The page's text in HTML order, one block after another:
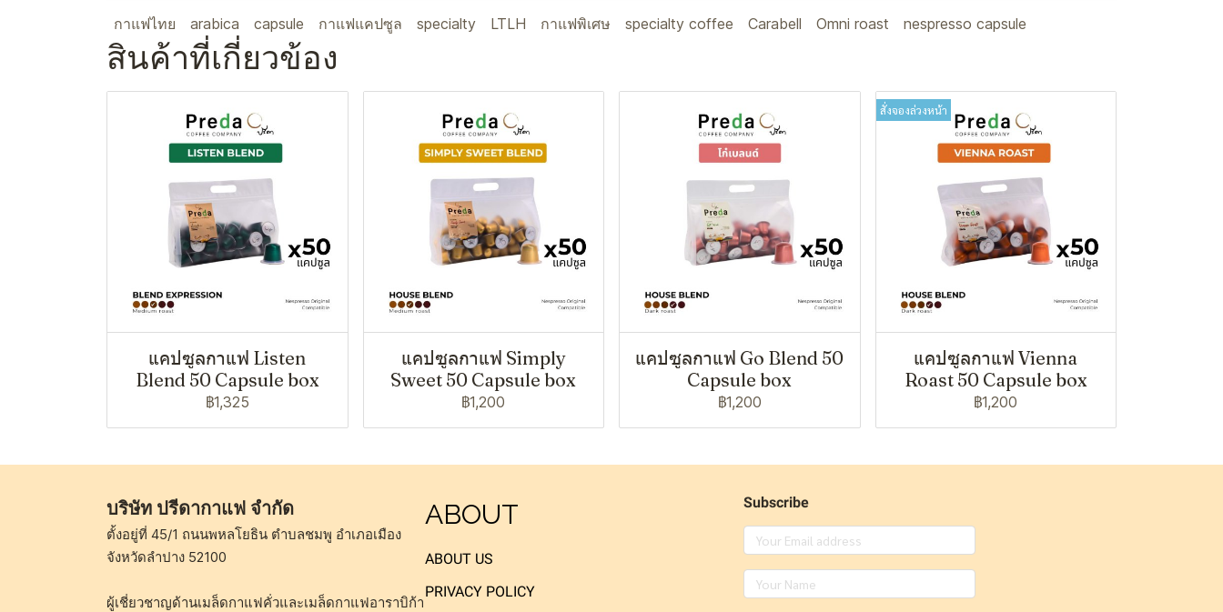
กาแฟไทย arabica capsule กาแฟแคปซูล specialty LTLH กาแฟพิเศษ specialty coffee Carabell Omni roast nespresso capsule
สินค้าที่เกี่ยวข้อง
แคปซูลกาแฟ Listen
Blend 50 Capsule box
฿1,325
แคปซูลกาแฟ Simply
Sweet 50 Capsule box
฿1,200
แคปซูลกาแฟ Go Blend 50
Capsule box
฿1,200
สั่งจองล่วงหน้า
แคปซูลกาแฟ Vienna
Roast 50 Capsule box
฿1,200
บริษัท ปรีดากาแฟ จำกัด
ตั้งอยู่ที่ 45/1 ถนนพหลโยธิน ตำบลชมพู อำเภอเมือง
จังหวัดลำปาง 52100
ผู้เชี่ยวชาญด้านเมล็ดกาแฟคั่วและเมล็ดกาแฟอาราบิก้า
ABOUT
ABOUT US
PRIVACY POLICY
Subscribe